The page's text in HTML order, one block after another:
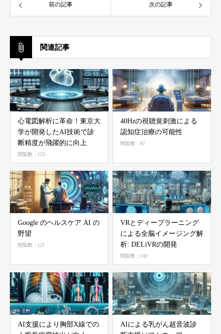
前の記事 次の記事
関連記事
心電図解析に革命！東京大
学が開発したAI技術で診
断精度が飛躍的に向上
閲覧数：123
40Hzの視聴覚刺激による
認知症治療の可能性
閲覧数：67
Google のヘルスケア AI の
野望
閲覧数：121
VRとディープラーニング
による全脳イメージング解
析: DELiVRの開発
閲覧数：143
AI支援により胸部X線での
AIによる乳がん超音波診